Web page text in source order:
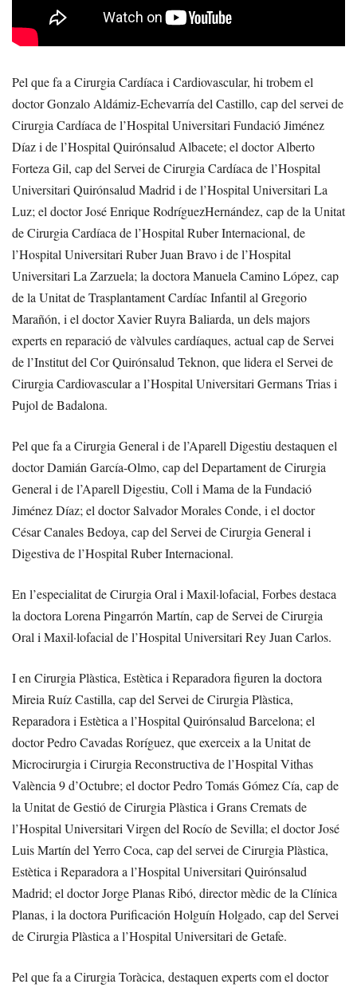
Pel que fa a Cirurgia Cardíaca i Cardiovascular, hi trobem el
doctor Gonzalo Aldámiz-Echevarría del Castillo, cap del servei de
Cirurgia Cardíaca de l’Hospital Universitari Fundació Jiménez
Díaz i de l’Hospital Quirónsalud Albacete; el doctor Alberto
Forteza Gil, cap del Servei de Cirurgia Cardíaca de l’Hospital
Universitari Quirónsalud Madrid i de l’Hospital Universitari La
Luz; el doctor José Enrique RodríguezHernández, cap de la Unitat
de Cirurgia Cardíaca de l’Hospital Ruber Internacional, de
l’Hospital Universitari Ruber Juan Bravo i de l’Hospital
Universitari La Zarzuela; la doctora Manuela Camino López, cap
de la Unitat de Trasplantament Cardíac Infantil al Gregorio
Marañón, i el doctor Xavier Ruyra Baliarda, un dels majors
experts en reparació de vàlvules cardíaques, actual cap de Servei
de l’Institut del Cor Quirónsalud Teknon, que lidera el Servei de
Cirurgia Cardiovascular a l’Hospital Universitari Germans Trias i
Pujol de Badalona.
Pel que fa a Cirurgia General i de l’Aparell Digestiu destaquen el
doctor Damián García-Olmo, cap del Departament de Cirurgia
General i de l’Aparell Digestiu, Coll i Mama de la Fundació
Jiménez Díaz; el doctor Salvador Morales Conde, i el doctor
César Canales Bedoya, cap del Servei de Cirurgia General i
Digestiva de l’Hospital Ruber Internacional.
En l’especialitat de Cirurgia Oral i Maxil·lofacial, Forbes destaca
la doctora Lorena Pingarrón Martín, cap de Servei de Cirurgia
Oral i Maxil·lofacial de l’Hospital Universitari Rey Juan Carlos.
I en Cirurgia Plàstica, Estètica i Reparadora figuren la doctora
Mireia Ruíz Castilla, cap del Servei de Cirurgia Plàstica,
Reparadora i Estètica a l’Hospital Quirónsalud Barcelona; el
doctor Pedro Cavadas Roríguez, que exerceix a la Unitat de
Microcirurgia i Cirurgia Reconstructiva de l’Hospital Vithas
València 9 d’Octubre; el doctor Pedro Tomás Gómez Cía, cap de
la Unitat de Gestió de Cirurgia Plàstica i Grans Cremats de
l’Hospital Universitari Virgen del Rocío de Sevilla; el doctor José
Luis Martín del Yerro Coca, cap del servei de Cirurgia Plàstica,
Estètica i Reparadora a l’Hospital Universitari Quirónsalud
Madrid; el doctor Jorge Planas Ribó, director mèdic de la Clínica
Planas, i la doctora Purificación Holguín Holgado, cap del Servei
de Cirurgia Plàstica a l’Hospital Universitari de Getafe.
Pel que fa a Cirurgia Toràcica, destaquen experts com el doctor